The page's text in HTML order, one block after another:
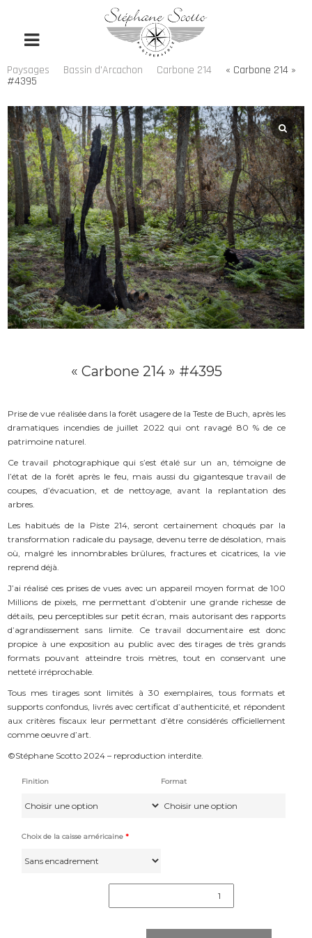
Paysages Bassin d'Arcachon Carbone 214 « Carbone 214 »
#4395
« Carbone 214 » #4395
Prise de vue réalisée dans la forêt usagere de la Teste de Buch, après les
dramatiques incendies de juillet 2022 qui ont ravagé 80 % de ce
patrimoine naturel.
Ce travail photographique qui s’est étalé sur un an, témoigne de
l’état de la forêt après le feu, mais aussi du gigantesque travail de
coupes, d’évacuation, et de nettoyage, avant la replantation des
arbres.
Les habitués de la Piste 214, seront certainement choqués par la
transformation radicale du paysage, devenu terre de désolation, mais
où, malgré les innombrables brûlures, fractures et cicatrices, la vie
reprend déjà.
J’ai réalisé ces prises de vues avec un appareil moyen format de 100
Millions de pixels, me permettant d’obtenir une grande richesse de
détails, peu perceptibles sur petit écran, mais autorisant des rapports
d’agrandissement sans limite. Ce travail documentaire est donc
propice à une exposition au public avec des tirages de très grands
formats pouvant atteindre trois mètres, tout en conservant une
netteté irréprochable.
Tous mes tirages sont limités à 30 exemplaires, tous formats et
supports confondus, livrés avec certificat d’authenticité, et répondent
aux critères fiscaux leur permettant d’être considérés officiellement
comme oeuvre d’art.
©Stéphane Scotto 2024 – reproduction interdite.
Finition Format
Choix de la caisse américaine *
quantité